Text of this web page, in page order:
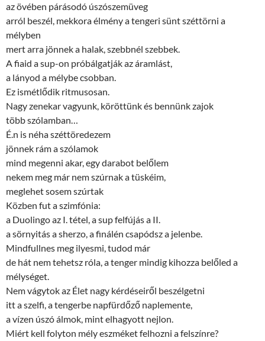
az övében párásodó úszószemüveg
arról beszél, mekkora élmény a tengeri sünt széttörni a
mélyben
mert arra jönnek a halak, szebbnél szebbek.
A fiaid a sup-on próbálgatják az áramlást,
a lányod a mélybe csobban.
Ez ismétlődik ritmusosan.
Nagy zenekar vagyunk, köröttünk és bennünk zajok
több szólamban…
É.n is néha széttöredezem
jönnek rám a szólamok
mind megenni akar, egy darabot belőlem
nekem meg már nem szúrnak a tüskéim,
meglehet sosem szúrtak
Közben fut a szimfónia:
a Duolingo az I. tétel, a sup felfújás a II.
a sörnyitás a sherzo, a finálén csapódsz a jelenbe.
Mindfullnes meg ilyesmi, tudod már
de hát nem tehetsz róla, a tenger mindig kihozza belőled a
mélységet.
Nem vágytok az Élet nagy kérdéseiről beszélgetni
itt a szelfi, a tengerbe napfürdőző naplemente,
a vízen úszó álmok, mint elhagyott nejlon.
Miért kell folyton mély eszméket felhozni a felszínre?